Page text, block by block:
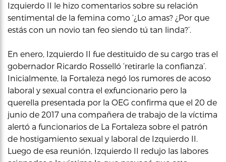
Izquierdo II le hizo comentarios sobre su relación
sentimental de la femina como ‘¿Lo amas? ¿Por que
estás con un novio tan feo siendo tú tan linda?’.
En enero, Izquierdo II fue destituido de su cargo tras el
gobernador Ricardo Rosselló ‘retirarle la confianza’.
Inicialmente, la Fortaleza negó los rumores de acoso
laboral y sexual contra el exfuncionario pero la
querella presentada por la OEG confirma que el 20 de
junio de 2017 una compañera de trabajo de la víctima
alertó a funcionarios de La Fortaleza sobre el patrón
de hostigamiento sexual y laboral de Izquierdo II.
Luego de esa reunión, Izquierdo II redujo las labores